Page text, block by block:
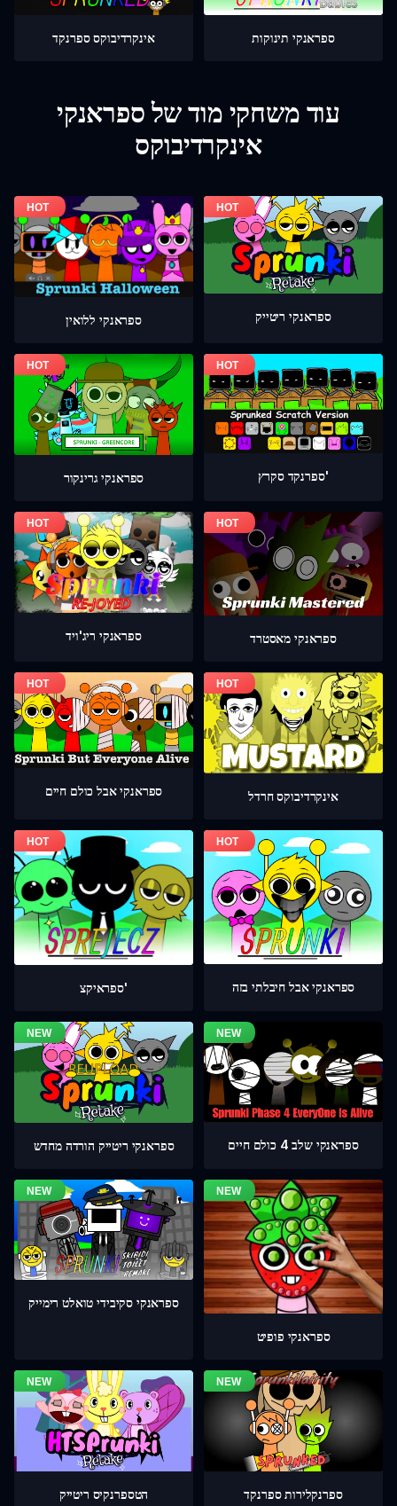
אינקרדיבוקס ספרנקד ספראנקי תינוקות
עוד משחקי מוד של ספראנקי
אינקרדיבוקס
ספראנקי ללואין ספראנקי ריטייק
ספראנקי גרינקור ספרנקד סקרץ'
ספראנקי ריג'ויד ספראנקי מאסטרד
ספראנקי אבל כולם חיים אינקרדיבוקס חרדל
ספראיקצ' ספראנקי אבל חיבלתי בזה
ספראנקי ריטייק הורדה מחדש ספראנקי שלב 4 כולם חיים
ספראנקי סקיבידי טואלט רימייק
ספראנקי פופיט
הטספרנקיס ריטייק ספרנקלירות ספרנקד